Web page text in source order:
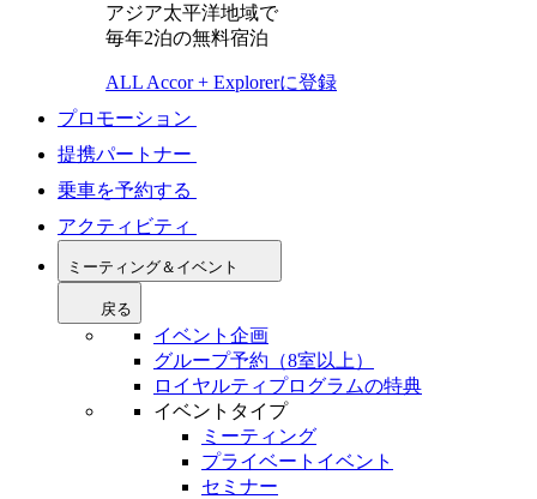
アジア太平洋地域で
毎年2泊の無料宿泊
ALL Accor + Explorerに登録
プロモーション
提携パートナー
乗車を予約する
アクティビティ
ミーティング＆イベント
戻る
イベント企画
グループ予約（8室以上）
ロイヤルティプログラムの特典
イベントタイプ
ミーティング
プライベートイベント
セミナー